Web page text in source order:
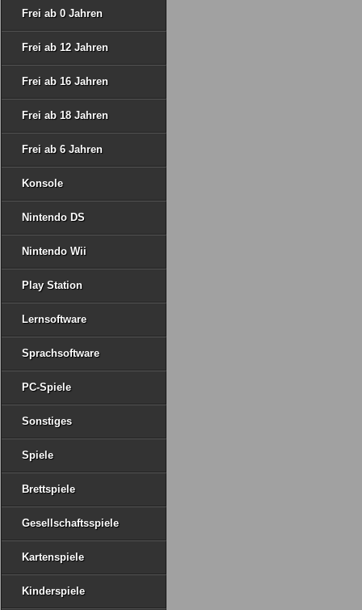
Frei ab 0 Jahren
Frei ab 12 Jahren
Frei ab 16 Jahren
Frei ab 18 Jahren
Frei ab 6 Jahren
Konsole
Nintendo DS
Nintendo Wii
Play Station
Lernsoftware
Sprachsoftware
PC-Spiele
Sonstiges
Spiele
Brettspiele
Gesellschaftsspiele
Kartenspiele
Kinderspiele